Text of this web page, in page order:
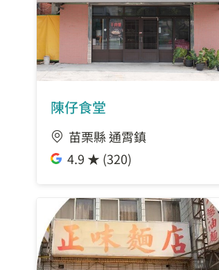
陳仔食堂
苗栗縣 通霄鎮
4.9 ★ (320)